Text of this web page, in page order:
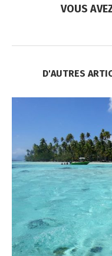
VOUS
D'AUTRES